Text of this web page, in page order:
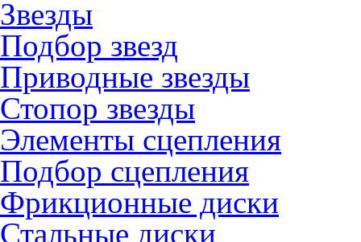
Звезды
Подбор звезд
Приводные звезды
Стопор звезды
Элементы сцепления
Подбор сцепления
Фрикционные диски
Стальные диски